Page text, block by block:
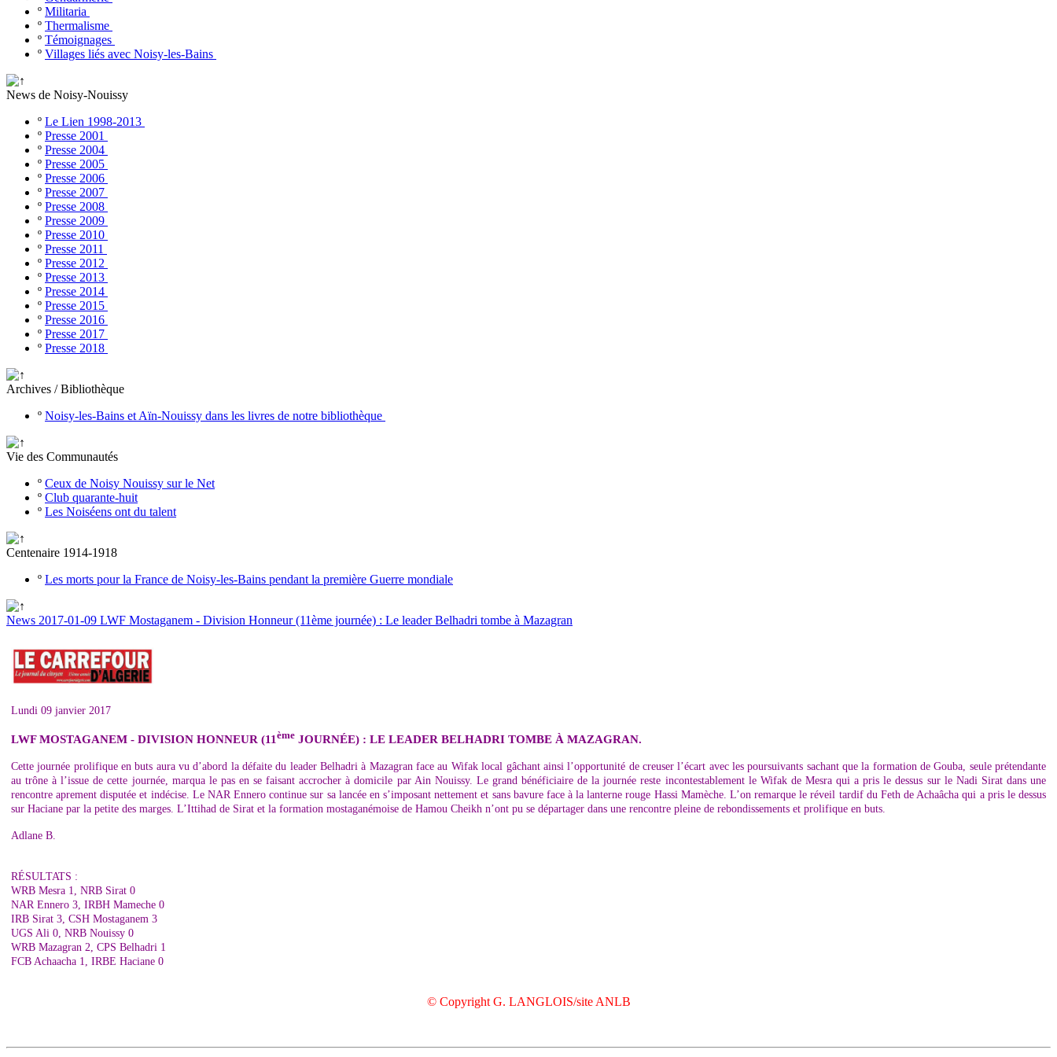
º Militaria
º Thermalisme
º Témoignages
º Villages liés avec Noisy-les-Bains
News de Noisy-Nouissy
º Le Lien 1998-2013
º Presse 2001
º Presse 2004
º Presse 2005
º Presse 2006
º Presse 2007
º Presse 2008
º Presse 2009
º Presse 2010
º Presse 2011
º Presse 2012
º Presse 2013
º Presse 2014
º Presse 2015
º Presse 2016
º Presse 2017
º Presse 2018
Archives / Bibliothèque
º Noisy-les-Bains et Aïn-Nouissy dans les livres de notre bibliothèque
Vie des Communautés
º Ceux de Noisy Nouissy sur le Net
º Club quarante-huit
º Les Noiséens ont du talent
Centenaire 1914-1918
º Les morts pour la France de Noisy-les-Bains pendant la première Guerre mondiale
News 2017-01-09 LWF Mostaganem - Division Honneur (11ème journée) : Le leader Belhadri tombe à Mazagran
Lundi 09 janvier 2017
LWF MOSTAGANEM - DIVISION HONNEUR (11 ème JOURNÉE) : LE LEADER BELHADRI TOMBE À MAZAGRAN.
Cette journée prolifique en buts aura vu d’abord la défaite du leader Belhadri à Mazagran face au Wifak local gâchant ainsi l’opportunité de creuser l’écart avec les poursuivants sachant que la formation de Gouba, seule prétendante
au trône à l’issue de cette journée, marqua le pas en se faisant accrocher à domicile par Ain Nouissy. Le grand bénéficiaire de la journée reste incontestablement le Wifak de Mesra qui a pris le dessus sur le Nadi Sirat dans une
rencontre aprement disputée et indécise. Le NAR Ennero continue sur sa lancée en s’imposant nettement et sans bavure face à la lanterne rouge Hassi Mamèche. L’on remarque le réveil tardif du Feth de Achaâcha qui a pris le dessus
sur Haciane par la petite des marges. L’Ittihad de Sirat et la formation mostaganémoise de Hamou Cheikh n’ont pu se départager dans une rencontre pleine de rebondissements et prolifique en buts.
Adlane B.
RÉSULTATS :
WRB Mesra 1, NRB Sirat 0
NAR Ennero 3, IRBH Mameche 0
IRB Sirat 3, CSH Mostaganem 3
UGS Ali 0, NRB Nouissy 0
WRB Mazagran 2, CPS Belhadri 1
FCB Achaacha 1, IRBE Haciane 0
© Copyright G. LANGLOIS/site ANLB